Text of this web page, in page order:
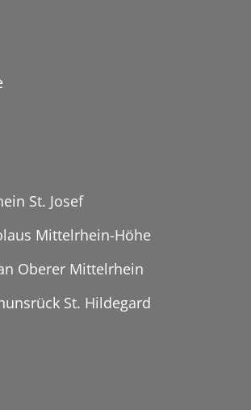
St. Josef
Mittelrhein-Höhe
Oberer Mittelrhein
St. Hildegard